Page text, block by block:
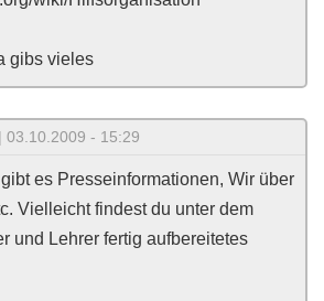
gibs vieles
| 03.10.2009 - 15:29
es Presseinformationen, Wir über
Vielleicht findest du unter dem
und Lehrer fertig aufbereitetes